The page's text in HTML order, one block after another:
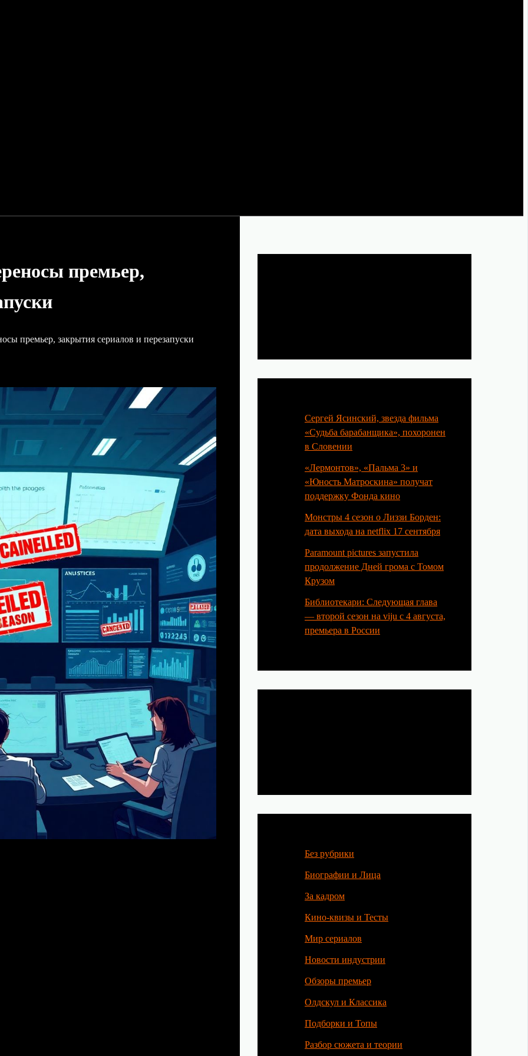
премьер,
премьер, закрытия сериалов и перезапуски
Сергей Ясинский, звезда фильма
«Судьба барабанщика», похоронен
в Словении
«Лермонтов», «Пальма 3» и
«Юность Матроскина» получат
поддержку Фонда кино
Монстры 4 сезон о Лиззи Борден:
дата выхода на netflix 17 сентября
Paramount pictures запустила
продолжение Дней грома с Томом
Крузом
Библиотекари: Следующая глава
— второй сезон на viju с 4 августа,
премьера в России
Без рубрики
Биографии и Лица
За кадром
Кино-квизы и Тесты
Мир сериалов
Новости индустрии
Обзоры премьер
Олдскул и Классика
Подборки и Топы
Разбор сюжета и теории